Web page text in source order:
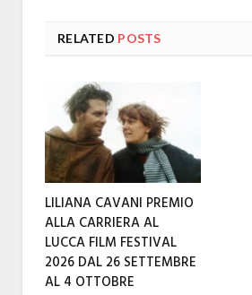
RELATED POSTS
LILIANA CAVANI PREMIO
ALLA CARRIERA AL
LUCCA FILM FESTIVAL
2026 DAL 26 SETTEMBRE
AL 4 OTTOBRE